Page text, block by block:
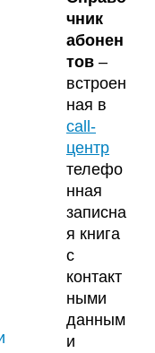
чник
абонен
тов –
встроен
ная в
call-
центр
телефо
нная
записна
я книга
с
контакт
ными
данным
и